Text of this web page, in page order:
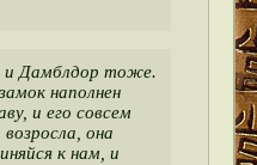
и Дамблдор тоже.
наполнен
и его совсем
она
к нам, и